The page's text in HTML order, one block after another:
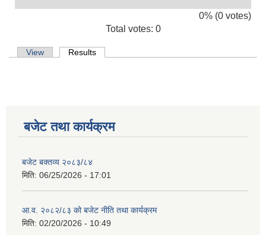
0% (0 votes)
Total votes: 0
Primary tabs
View Results
बजेट तथा कार्यक्रम
बजेट बक्तव्य २०८३/८४
मिति: 06/25/2026 - 17:01
आ.व. २०८२/८३ को बजेट नीति तथा कार्यक्रम
मिति: 02/20/2026 - 10:49